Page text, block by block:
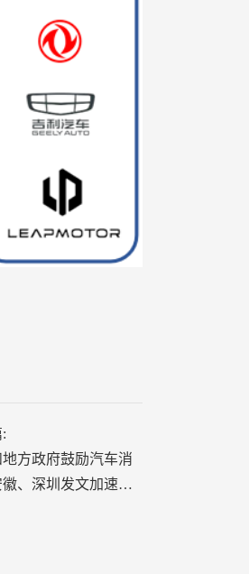
方政府鼓励汽车消
、深圳发文加速充